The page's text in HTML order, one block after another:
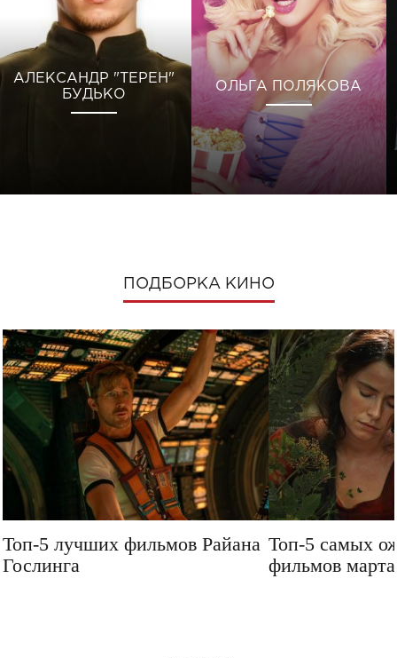
АЛЕКСАНДР "ТЕРЕН"
БУДЬКО
ОЛЬГА ПОЛЯКОВА
ПОДБОРКА КИНО
Топ-5 лучших фильмов Райана
Гослинга
Топ-5 самых
фильмов